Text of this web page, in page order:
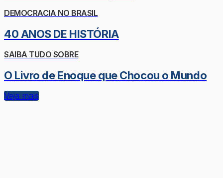
DEMOCRACIA NO BRASIL
40 ANOS DE HISTÓRIA
SAIBA TUDO SOBRE
O Livro de Enoque que Chocou o Mundo
Veja mais